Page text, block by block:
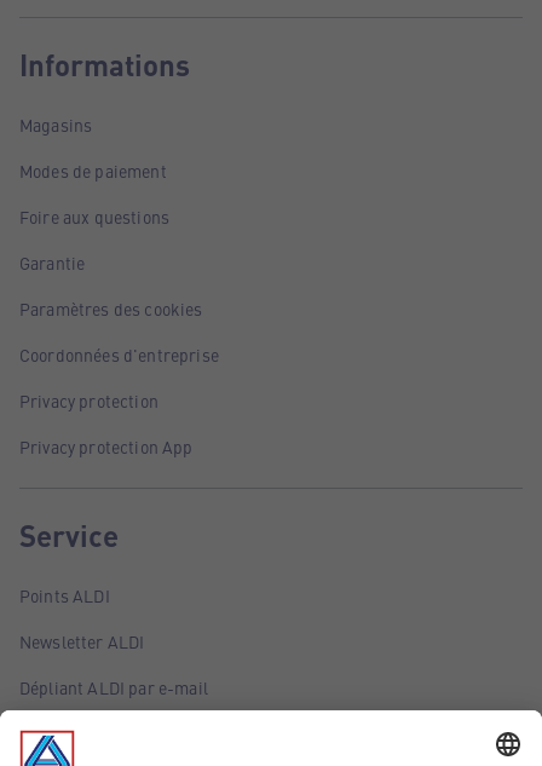
Informations
Magasins
Modes de paiement
Foire aux questions
Garantie
Paramètres des cookies
Coordonnées d'entreprise
Privacy protection
Privacy protection App
Service
Points ALDI
Newsletter ALDI
Dépliant ALDI par e-mail
Offres